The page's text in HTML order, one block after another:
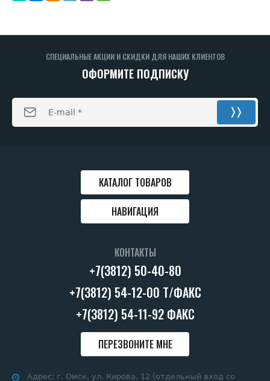
СПЕЦИАЛЬНЫЕ АКЦИИ И СКИДКИ ДЛЯ НАШИХ КЛИЕНТОВ
ОФОРМИТЕ ПОДПИСКУ
КАТАЛОГ ТОВАРОВ
НАВИГАЦИЯ
КОНТАКТЫ
+7(3812) 50-40-80
+7(3812) 54-12-00 Т/ФАКС
+7(3812) 54-11-92 ФАКС
ПЕРЕЗВОНИТЕ МНЕ
Адрес: г. Омск, ул. Кирова, 12 (отдельный вход со